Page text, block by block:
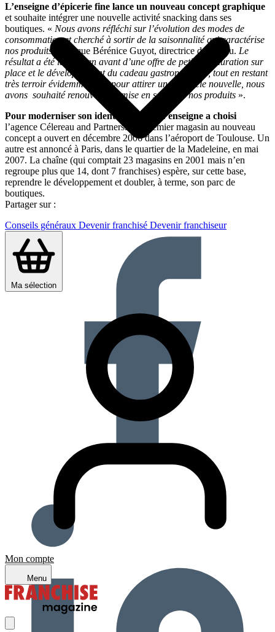
Conseils généraux Devenir franchisé Devenir franchiseur
Ma sélection
Mon compte
Menu
L’enseigne d’épicerie fine lance un nouveau concept graphique
et souhaite intégrer une nouvelle activité snacking dans ses
boutiques. « Nous avons réfléchi sur l’évolution des modes de
consommation et cherché à sortir de la saisonnalité qui caractérise
nos produits
, explique Bérénice Guyot, directrice du réseau. Le
résultat a été la mise en avant d’une offre de petite restauration sur
place et le développement du cadeau gastronomique, tout en restant
très terroir évidemment. Et pour attirer une clientèle nouvelle, nous
avons souhaité renouveler la mise en scène de nos produits ».
Pour moderniser son identité visuelle, l’enseigne a choisi
l’agence Célereau and Partners. Un premier magasin au nouveau
concept a ouvert en décembre 2006 dans l’aéroport de Toulouse. Un
autre est annoncé à Paris, dans le quartier de la Madeleine, en mai
2007. La chaîne (qui comptait 23 magasins en 2001 mais n’en
regroupe plus que 14, dont 7 franchises) espère, sur cette base,
reprendre le développement et doubler, à terme, son parc de
boutiques.
Partager sur :